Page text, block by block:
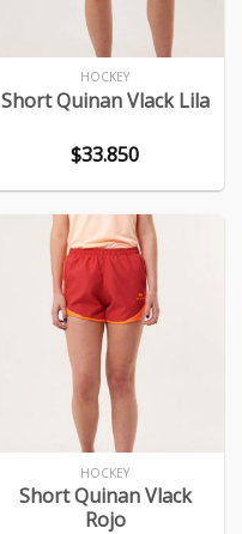
HOCKEY
Short Quinan Vlack Lila
$33.850
HOCKEY
Short Quinan Vlack
Rojo